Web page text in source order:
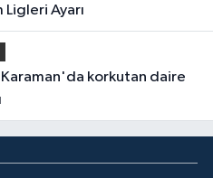
Ligleri Ayarı